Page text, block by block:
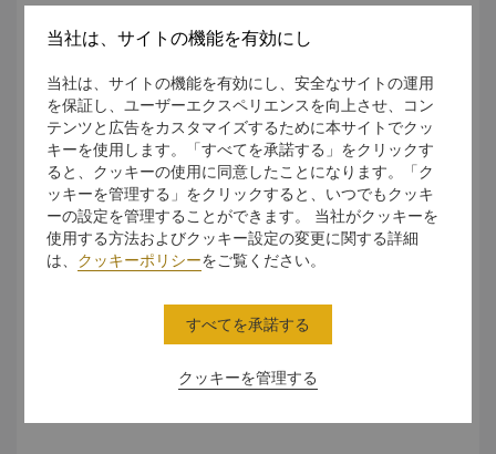
レンタカー
フランス国内での車の運転は、有効な運転免許証を所有する
18歳以上の方に限られます。
レンタカーのご利用は、当ホテルコンシェルジュまでお気軽
にお問合せください。
レンタサイクル
パリでは、ヴェリブ（Vélib）と呼ばれる市営自転車レンタル
システムをご利用いただけます。レンタル料は1日EUR
当社は、サイトの機能を有効にし
当社は、サイトの機能を有効にし、安全なサイトの運用
を保証し、ユーザーエクスペリエンスを向上させ、コン
テンツと広告をカスタマイズするために本サイトでクッ
キーを使用します。「すべてを承諾する」をクリックす
ると、クッキーの使用に同意したことになります。「ク
ッキーを管理する」をクリックすると、いつでもクッキ
ーの設定を管理することができます。 当社がクッキーを
使用する方法およびクッキー設定の変更に関する詳細
は、 クッキーポリシーをご覧ください。
クッキーを管理する
すべてを承諾する